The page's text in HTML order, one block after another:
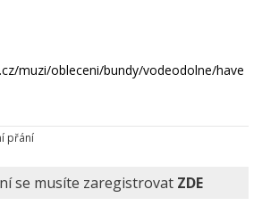
muzi/obleceni/bundy/vodeodolne/have
přání
se musíte zaregistrovat ZDE